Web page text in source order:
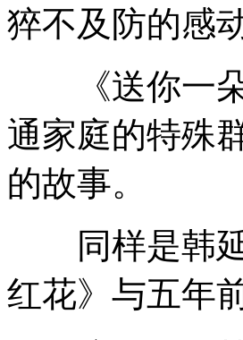
猝不及防的感
《送你一朵
通家庭的特殊
的故事。
同样是韩延
红花》与五年